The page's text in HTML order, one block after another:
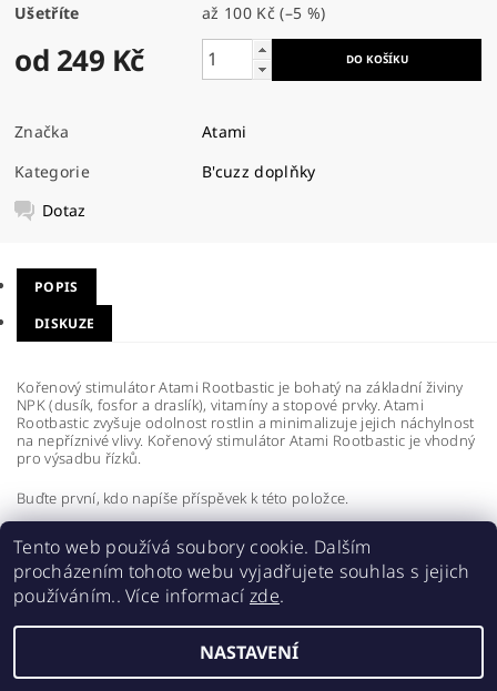
Ušetříte až 100 Kč(–5 %)
od 249 Kč
Značka
Atami
Kategorie
B'cuzz doplňky
Dotaz
POPIS
DISKUZE
Kořenový stimulátor Atami Rootbastic je bohatý na základní živiny
NPK (dusík, fosfor a draslík), vitamíny a stopové prvky. Atami
Rootbastic zvyšuje odolnost rostlin a minimalizuje jejich náchylnost
na nepříznivé vlivy. Kořenový stimulátor Atami Rootbastic je vhodný
pro výsadbu řízků.
Buďte první, kdo napíše příspěvek k této položce.
Přidat komentář
2026 ©Realgrow, všechna práva vyhrazena
Tento web používá soubory cookie. Dalším
procházením tohoto webu vyjadřujete souhlas s jejich
používáním.. Více informací zde.
NASTAVENÍ